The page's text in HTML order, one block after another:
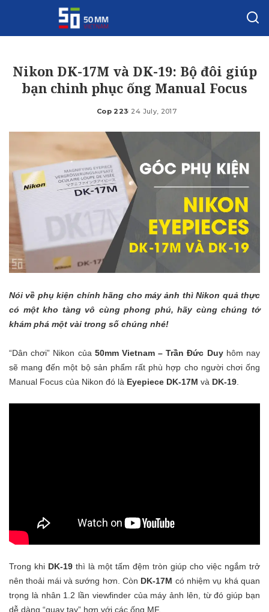
Nikon DK-17M và DK-19: Bộ đôi giúp
bạn chinh phục ống Manual Focus
Posted
Cop 223 24 July, 2017
Nói về phụ kiện chính hãng cho máy ảnh thì Nikon quả thực
có một kho tàng vô cùng phong phú, hãy cùng chúng tớ
khám phá một vài trong số chúng nhé!
“Dân chơi” Nikon của 50mm Vietnam – Trần Đức Duyhôm nay
sẽ mang đến một bộ sản phẩm rất phù hợp cho người chơi ống
Manual Focus của Nikon đó là Eyepiece DK-17M và DK-19
Trong khi DK-19 thì là một tấm đệm tròn giúp cho việc ngắm trở
nên thoải mái và sướng hơn. Còn DK-17M có nhiệm vụ khá quan
trọng là nhân 1.2 lần viewfinder của máy ảnh lên, từ đó giúp bạn
dễ dàng “quay tay” hơn với các ống MF.